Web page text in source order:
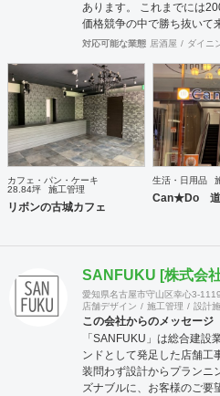
あります。 これまでには
価格競争の中で勝ち抜いて
ル（
対応可能な業態 居酒屋 ダイニ
カフェ・パン・ケーキ
28.84坪
施工管理
リボンの古城カフェ
生活・日用品
Can★Do 道
SANFUKU [株式会
愛知県名古屋市守山区幸心3-1119
店舗デザイン
施工管理 設計
この会社からのメッセージ
「SANFUKU」は総合建設
ンドとして発足した店舗工
装問わず設計からプランニ
ズナブルに、お客様のご要